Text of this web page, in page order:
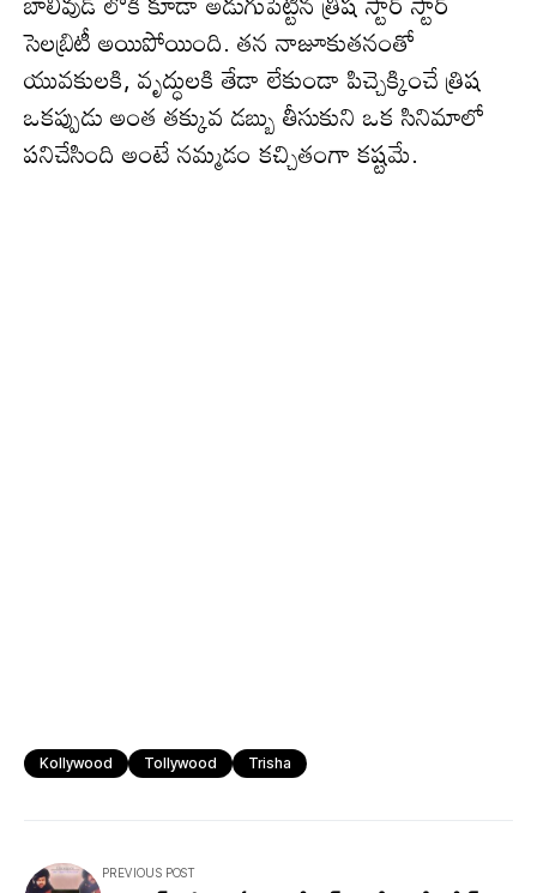
సెలబ్రిటీ అయిపోయింది. తన నాజూకుతనంతో
యువకులకి, వృద్ధులకి తేడా లేకుండా పిచ్చెక్కించే త్రిష
ఒకప్పుడు అంత తక్కువ డబ్బు తీసుకుని ఒక సినిమాలో
పనిచేసింది అంటే నమ్మడం కచ్చితంగా కష్టమే.
Kollywood Tollywood Trisha
PREVIOUS POST